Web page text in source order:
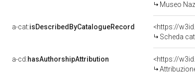
Museo
a-cat:isDescribedByCatalogueRecord
<https://
Scheda
a-cd:hasAuthorshipAttribution
<https://